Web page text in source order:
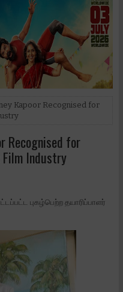
Kapoor Recognised for
Recognised for
Industry
புகழ்பெற்ற தயாரிப்பாளர்